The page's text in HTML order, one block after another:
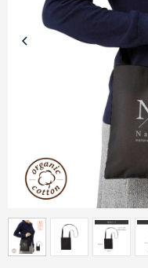
商品カテゴリーから探す
ターゲットから探す
目的・シーンから探す
イベントから探す
印刷色から探す